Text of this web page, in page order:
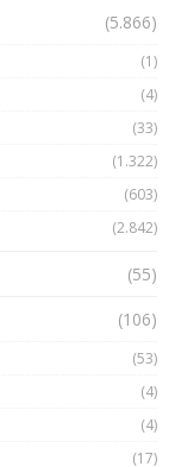
(5.866)
(1)
(4)
(33)
(1.322)
(603)
(2.842)
(55)
(106)
(53)
(4)
(4)
(17)